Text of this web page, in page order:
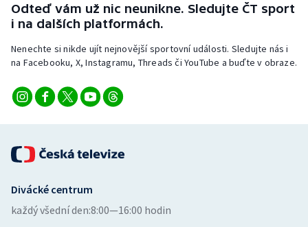
Rychlostní kanoistika
Short track
Stolní tenis
Triatlon
Vodní slalom
Odteď vám už nic neunikne. Sledujte ČT sport
i na dalších platformách.
Nenechte si nikde ujít nejnovější sportovní události. Sledujte nás i
na Facebooku, X, Instagramu, Threads či YouTube a buďte v obraze.
Divácké centrum
každý všední den:8:00—16:00 hodin